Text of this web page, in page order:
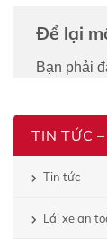
TIN TỨC
Tin tức
Lái xe an
Để lại
Bạn phải